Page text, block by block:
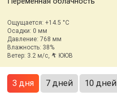
Ощущается: +14.5 °C
Осадки: 0 мм
Давление: 768 мм
Влажность: 38%
Ветер: 3.2 м/с,
ЮЮВ
3 дня 7 дней 10 дней